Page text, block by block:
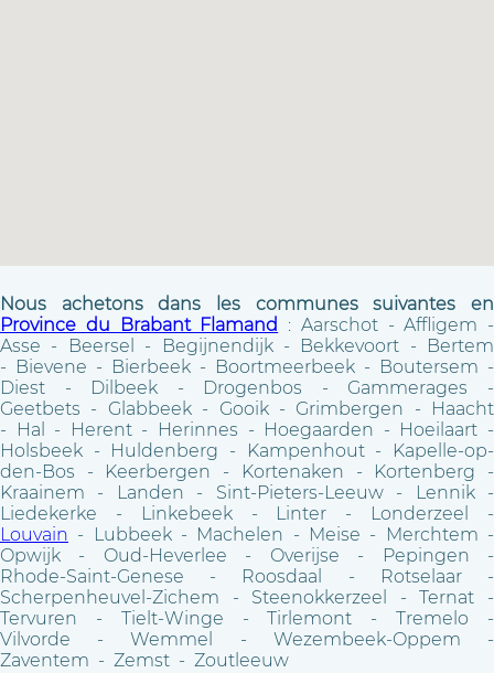
Nous achetons dans les communes suivantes en
Province du Brabant Flamand
: Aarschot - Affligem -
Asse - Beersel - Begijnendijk - Bekkevoort - Bertem
- Bievene - Bierbeek - Boortmeerbeek - Boutersem -
Diest - Dilbeek - Drogenbos - Gammerages -
Geetbets - Glabbeek - Gooik - Grimbergen - Haacht
- Hal - Herent - Herinnes - Hoegaarden - Hoeilaart -
Holsbeek - Huldenberg - Kampenhout - Kapelle-op-
den-Bos - Keerbergen - Kortenaken - Kortenberg -
Kraainem - Landen - Sint-Pieters-Leeuw - Lennik -
Liedekerke - Linkebeek - Linter - Londerzeel -
Louvain - Lubbeek - Machelen - Meise - Merchtem -
Opwijk - Oud-Heverlee - Overijse - Pepingen -
Rhode-Saint-Genese - Roosdaal - Rotselaar -
Scherpenheuvel-Zichem - Steenokkerzeel - Ternat -
Tervuren - Tielt-Winge - Tirlemont - Tremelo -
Vilvorde - Wemmel - Wezembeek-Oppem -
Zaventem - Zemst - Zoutleeuw